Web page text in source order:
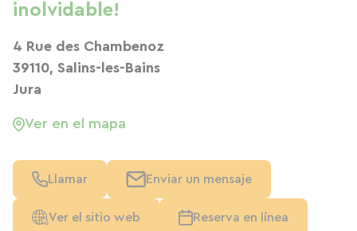
inolvidable!
4 Rue des Chambenoz
39110, Salins-les-Bains
Jura
Ver en el mapa
Llamar Enviar un mensaje
Ver el sitio web Reserva en línea